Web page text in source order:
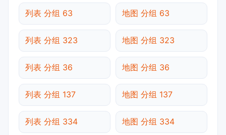
列表 分组 63 地图 分组 63
列表 分组 323 地图 分组 323
列表 分组 36 地图 分组 36
列表 分组 137 地图 分组 137
列表 分组 334 地图 分组 334